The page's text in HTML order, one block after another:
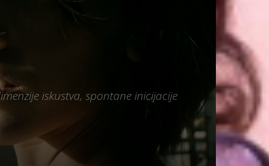
iskustva, spontane inicijacije